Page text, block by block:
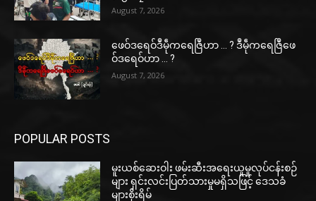
August 7, 2026
ဖေဝ်ဒရေဝ်ဒဳမဵုကရေဇြဳဟာ … ? ဒဳမဵုကရေဇြဳဖေ
ဝ်ဒရေဝ်ဟာ … ?
August 7, 2026
POPULAR POSTS
မူးယစ်ဆေးဝါး ဖမ်းဆီးအရေးယူမှုလုပ်ငန်းစဉ်
များ ရှင်းလင်းပြတ်သားမှုမရှိသဖြင့် ဒေသခံ
များစိုးရိမ်